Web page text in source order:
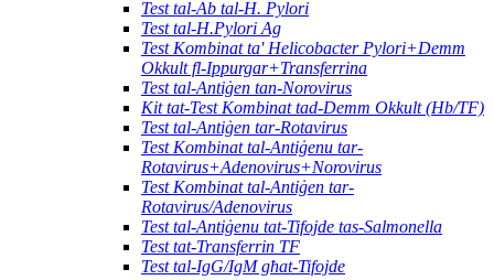
Test tal-Ab tal-H. Pylori
Test tal-H.Pylori Ag
Test Kombinat ta' Helicobacter Pylori+Demm
Okkult fl-Ippurgar+Transferrina
Test tal-Antiġen tan-Norovirus
Kit tat-Test Kombinat tad-Demm Okkult (Hb/TF)
Test tal-Antiġen tar-Rotavirus
Test Kombinat tal-Antiġenu tar-
Rotavirus+Adenovirus+Norovirus
Test Kombinat tal-Antiġen tar-
Rotavirus/Adenovirus
Test tal-Antiġenu tat-Tifojde tas-Salmonella
Test tat-Transferrin TF
Test tal-IgG/IgM għat-Tifojde